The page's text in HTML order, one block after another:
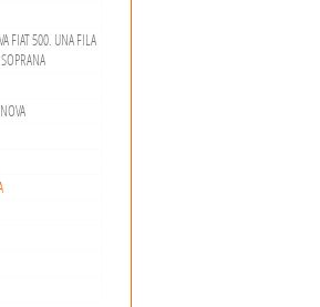
FIAT 500. UNA FILA